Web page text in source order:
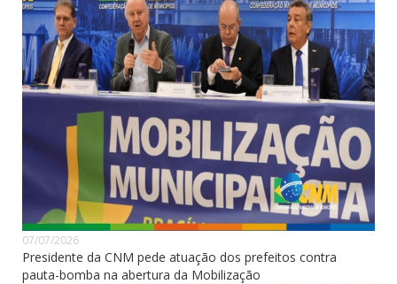
07/07/2026
Presidente da CNM pede atuação dos prefeitos contra
pauta-bomba na abertura da Mobilização